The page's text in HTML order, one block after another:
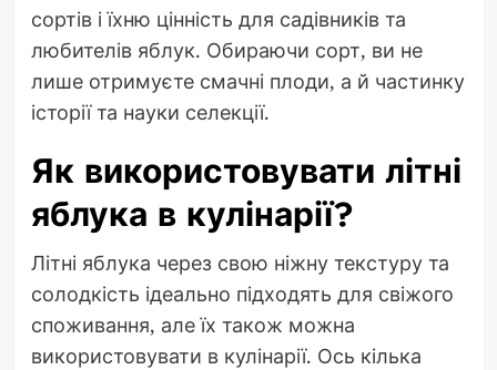
сортів і їхню цінність для садівників та
любителів яблук. Обираючи сорт, ви не
лише отримуєте смачні плоди, а й частинку
історії та науки селекції.
Як використовувати літні
яблука в кулінарії?
Літні яблука через свою ніжну текстуру та
солодкість ідеально підходять для свіжого
споживання, але їх також можна
використовувати в кулінарії. Ось кілька